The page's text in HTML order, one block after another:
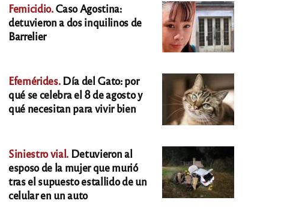
Femicidio.Caso Agostina:
detuvieron a dos inquilinos de
Barrelier
Efemérides.Día del Gato: por
qué se celebra el 8 de agosto y
qué necesitan para vivir bien
Siniestro vial. Detuvieron al
esposo de la mujer que murió
tras el supuesto estallido de un
celular en un auto